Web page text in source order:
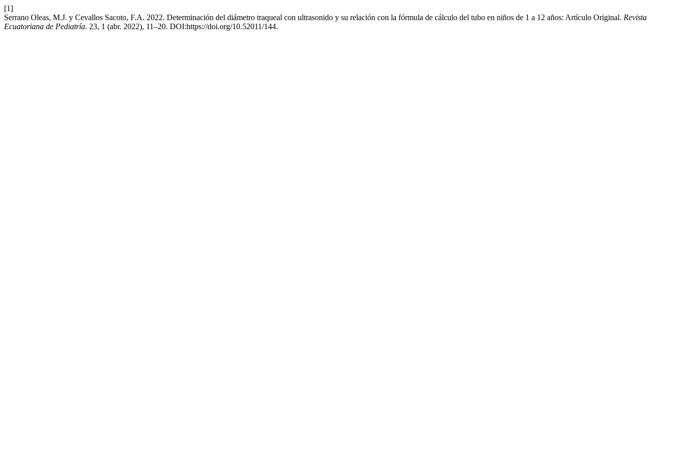
[1]
Serrano Oleas, M.J. y Cevallos Sacoto, F.A. 2022. Determinación del diámetro traqueal con ultrasonido y su relación con la fórmula de cálculo del tubo en niños de 1 a 12 años: Artículo Original. Revista
Ecuatoriana de Pediatría. 23, 1 (abr. 2022), 11–20. DOI:https://doi.org/10.52011/144.